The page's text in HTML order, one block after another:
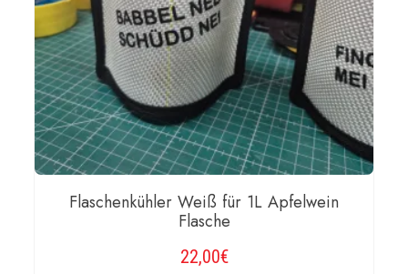
Flaschenkühler Weiß für 1L Apfelwein
Flasche
22,00€